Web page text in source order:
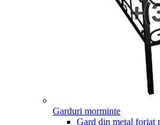
Garduri morminte
Gard din metal forjat